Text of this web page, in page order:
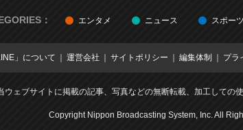
： エンタメ ニュース スポーツ
」について 運営会社 サイトポリシー 編集体制 プラ
ウェブサイトに掲載の記事、写真などの無断転載、加工しての
Copyright Nippon Broadcasting System, Inc. All